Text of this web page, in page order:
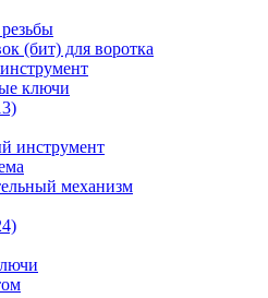
(бит) для воротка
ключи
инструмент
механизм